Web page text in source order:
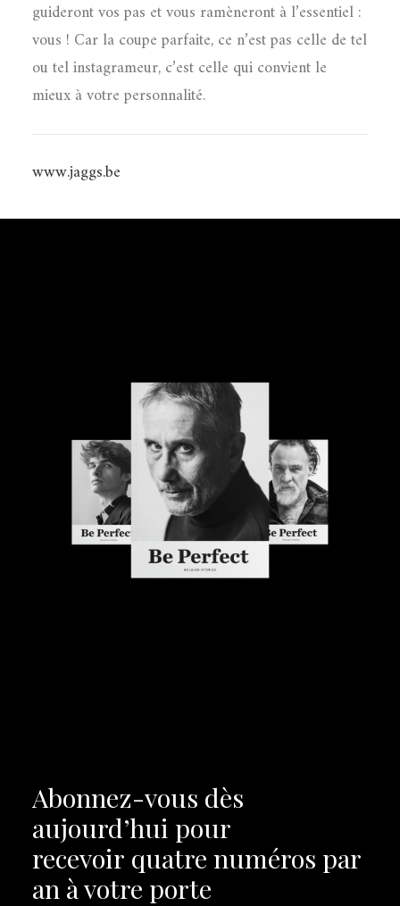
guideront vos pas et vous ramèneront à l’essentiel :
vous ! Car la coupe parfaite, ce n’est pas celle de tel
ou tel instagrameur, c’est celle qui convient le
mieux à votre personnalité.
www.jaggs.be
Abonnez-vous dès
aujourd’hui pour
recevoir quatre numéros par
an à votre porte